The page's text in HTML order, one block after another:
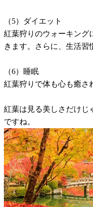
（5）ダイエット
紅葉狩りのウォーキング
きます。さらに、生活習
（6）睡眠
紅葉狩りで体も心も癒さ
紅葉は見る美しさだけじ
ですね。